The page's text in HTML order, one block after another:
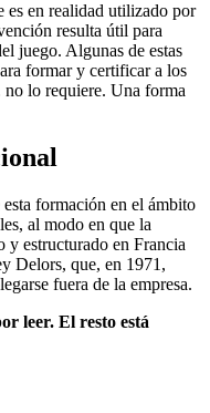
es en realidad utilizado por
resulta útil para
juego. Algunas de estas
formar y certificar a los
no lo requiere. Una forma
formación en el ámbito
al modo en que la
y estructurado en Francia
Delors, que, en 1971,
fuera de la empresa.
leer. El resto está